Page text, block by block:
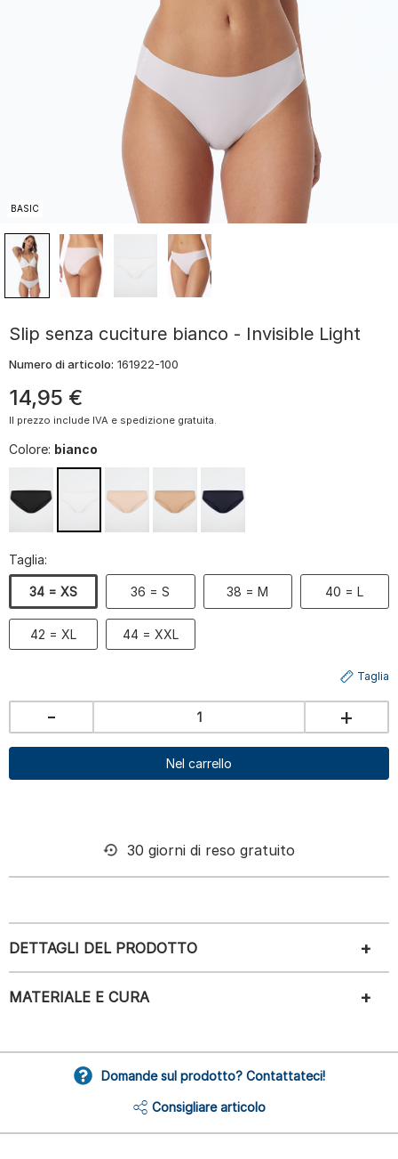
BASIC
Slip senza cuciture bianco - Invisible Light
Numero di articolo: 161922-100
14,95 €
Il prezzo include IVA e spedizione gratuita.
Colore: bianco
Taglia:
34 = XS 36 = S 38 = M 40 = L
42 = XL 44 = XXL
Taglia
- +
Nel carrello
30 giorni di reso gratuito
DETTAGLI DEL PRODOTTO
MATERIALE E CURA
Domande sul prodotto? Contattateci!
Consigliare articolo